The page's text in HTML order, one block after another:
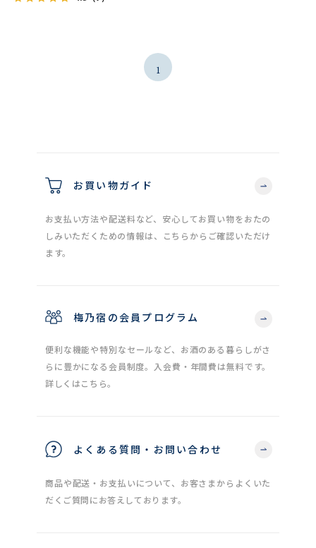
1
お買い物ガイド
お支払い方法や配送料など、安心してお買い物をおたの
しみいただくための情報は、こちらからご確認いただけ
ます。
梅乃宿の会員プログラム
便利な機能や特別なセールなど、お酒のある暮らしがさ
らに豊かになる会員制度。入会費・年間費は無料です。
詳しくはこちら。
よくある質問・お問い合わせ
商品や配送・お支払いについて、お客さまからよくいた
だくご質問にお答えしております。